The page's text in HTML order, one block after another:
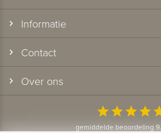
Informatie
Contact
Over ons
starstarstarstar
gemiddelde beoordeling